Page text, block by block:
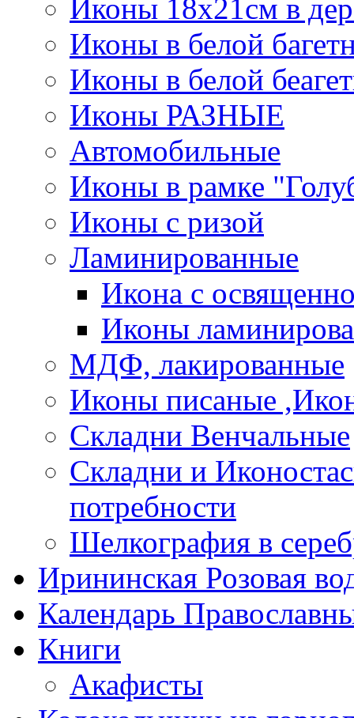
Иконы 18х21см в
Иконы в белой
Иконы в белой
Иконы РАЗНЫЕ
Автомобильные
Иконы в рамке
Иконы с ризой
Ламинированные
Икона с
Иконы
МДФ, лакированные
Иконы писаные
Складни Венчальные
Складни и
потребности
Шелкография в
Ирининская Розовая
Календарь
Книги
Акафисты